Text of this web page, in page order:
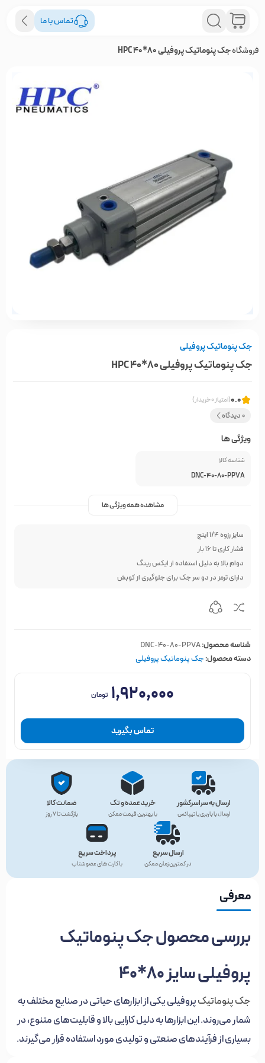
تماس با ما
فروشگاهجک پنوماتیک پروفیلی 80*40 HPC
جک پنوماتیک پروفیلی
جک پنوماتیک پروفیلی 80*40 HPC
0.0(امتیاز 0 خریدار)
0 دیدگاه
ویژگی ها
شناسه کالا
DNC-40-80-PPVA
مشاهده همه ویژگی ها
سایز رزوه 1/4 اینچ
فشار کاری تا 16 بار
دوام بالا به دلیل استفاده از ایکس رینگ
دارای ترمز در دو سر جک برای جلوگیری از کوبش
شناسه محصول:DNC-40-80-PPVA
دسته محصول:جک پنوماتیک پروفیلی
۱,۹۲۰,۰۰۰ تومان
تماس بگیرید
ارسال به سراسرکشور
ارسال با باربری یا تیپاکس
خرید عمده و تک
با بهترین قیمت ممکن
ضمانت کالا
بازگشت تا ۷ روز
ارسال سریع
در کمترین زمان ممکن
پرداخت سریع
با کارت های عضو شتاب
معرفی
بررسی محصول جک پنوماتیک
پروفیلی سایز 80*40
جک‌ پنوماتیکپروفیلی یکی از ابزارهای حیاتی در صنایع مختلف به
شمار می‌روند. این ابزارها به دلیل کارایی بالا و قابلیت‌های متنوع، در
بسیاری از فرآیندهای صنعتی و تولیدی مورد استفاده قرار می‌گیرند.